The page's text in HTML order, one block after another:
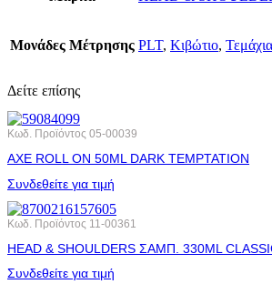
Μονάδες Μέτρησης PLT, Κιβώτιο, Τεμάχια
Δείτε επίσης
Κωδ. Προϊόντος 05-00039
AXE ROLL ΟΝ 50ML DARK ΤΕΜΡΤΑΤΙΟΝ
Συνδεθείτε για τιμή
Κωδ. Προϊόντος 11-00361
HEAD & SHOULDERS ΣΑΜΠ. 330ML
Συνδεθείτε για τιμή